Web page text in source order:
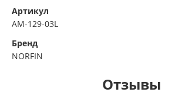
Артикул
AM-129-03L
Бренд
NORFIN
Отзывы